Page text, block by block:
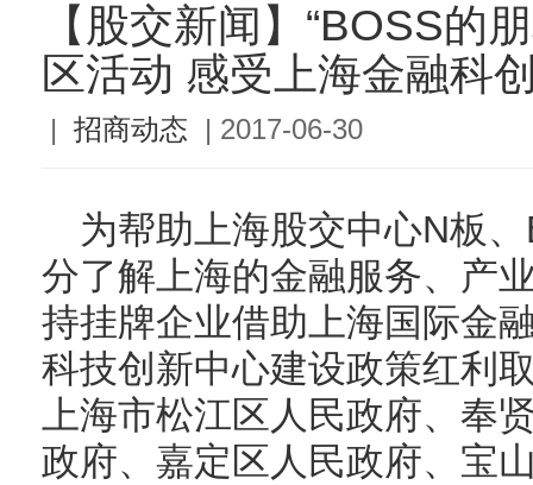
【股交新闻】“BOSS的
区活动 感受上海金融科
| 招商动态 | 2017-06-30
为帮助上海股交中心N板
分了解上海的金融服务、产
持挂牌企业借助上海国际金
科技创新中心建设政策红利
上海市松江区人民政府、奉
政府、嘉定区人民政府、宝